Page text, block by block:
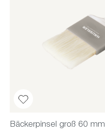
Bäckerpinsel groß 60 mm